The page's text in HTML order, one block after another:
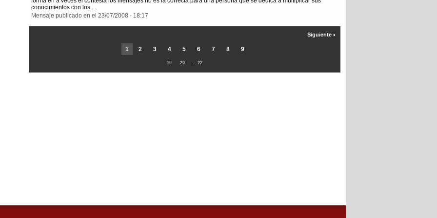
conocimientos con los ...
Mensaje publicado en el 23/07/2008 - 18:17
1 2 3 4 5 6 7 8 9
Siguiente
10 20 ...22